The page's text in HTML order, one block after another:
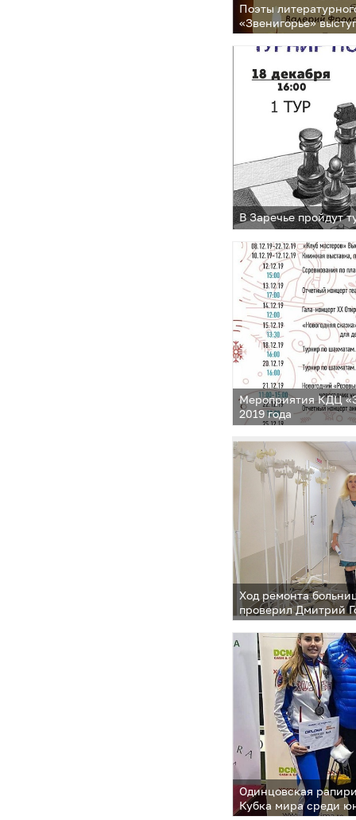
Поэты
«Звенигорье»
с презентацией
патриотического
В Заречье пройдут
Мероприятия КДЦ
2019 года
Ход ремонта
проверил Дмитрий
Одинцовская
Кубка мира среди